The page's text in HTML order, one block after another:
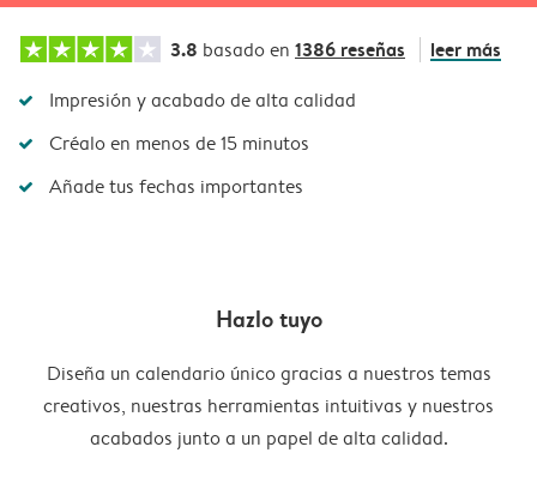
3.8 basado en 1386 reseñas leer más
Impresión y acabado de alta calidad
Créalo en menos de 15 minutos
Añade tus fechas importantes
Hazlo tuyo
Diseña un calendario único gracias a nuestros temas
creativos, nuestras herramientas intuitivas y nuestros
acabados junto a un papel de alta calidad.